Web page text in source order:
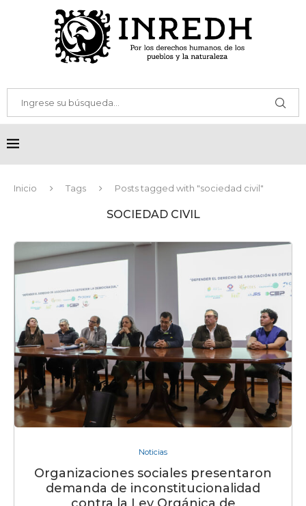
Inicio Tags Posts tagged with "sociedad civil"
SOCIEDAD CIVIL
Noticias
Organizaciones sociales presentaron
demanda de inconstitucionalidad